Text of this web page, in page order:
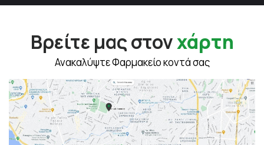
Βρείτε μας στονχάρτη
Ανακαλύψτε Φαρμακείο κοντά σας